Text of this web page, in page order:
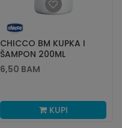
CHICCO BM KUPKA I
ŠAMPON 200ML
6,50 BAM
KUPI